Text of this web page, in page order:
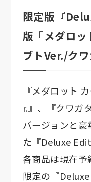
限定版『
版『メダロッ
ブトVer./ク
『メダロット
r.』、『クワガ
バージョンと豪
た『Deluxe
各商品は現在
限定の『